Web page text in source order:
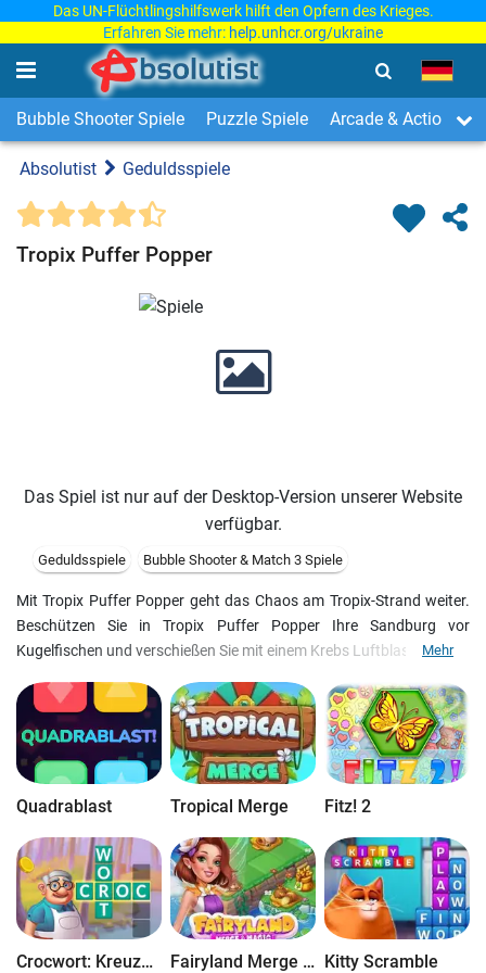
Das UN-Flüchtlingshilfswerk hilft den Opfern des Krieges.
Erfahren Sie mehr: help.unhcr.org/ukraine
Bubble Shooter Spiele Puzzle Spiele Arcade & Action
Absolutist Geduldsspiele
Tropix Puffer Popper
Das Spiel ist nur auf der Desktop-Version unserer Website
verfügbar.
Geduldsspiele Bubble Shooter & Match 3 Spiele
Mit Tropix Puffer Popper geht das Chaos am Tropix-Strand weiter.
Beschützen Sie in Tropix Puffer Popper Ihre Sandburg vor
Kugelfischen und verschießen Sie mit einem Krebs Luftblasen.Mehr
Quadrablast Tropical Merge Fitz! 2
Crocwort: Kreuzworträtsel Fairyland Merge & Magic Kitty Scramble